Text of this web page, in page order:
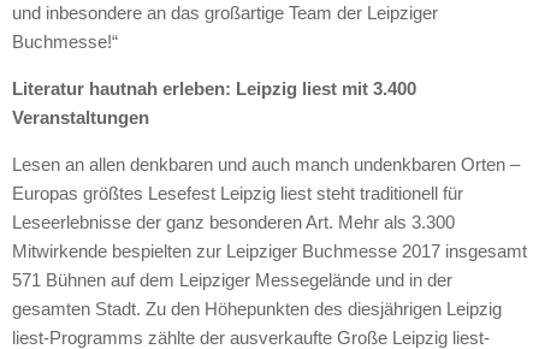
und inbesondere an das großartige Team der Leipziger
Buchmesse!“
Literatur hautnah erleben: Leipzig liest mit 3.400
Veranstaltungen
Lesen an allen denkbaren und auch manch undenkbaren Orten –
Europas größtes Lesefest Leipzig liest steht traditionell für
Leseerlebnisse der ganz besonderen Art. Mehr als 3.300
Mitwirkende bespielten zur Leipziger Buchmesse 2017 insgesamt
571 Bühnen auf dem Leipziger Messegelände und in der
gesamten Stadt. Zu den Höhepunkten des diesjährigen Leipzig
liest-Programms zählte der ausverkaufte Große Leipzig liest-